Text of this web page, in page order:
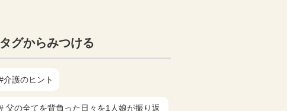
グからみつける
介護のヒント
父の全てを背負った日々を1人娘が振り返